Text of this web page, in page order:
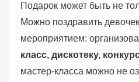
Подарок может быть не
Можно поздравить
мероприятием:
класс, дискотеку,
мастер-класса можно не